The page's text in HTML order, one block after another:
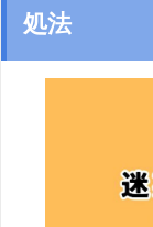
処法